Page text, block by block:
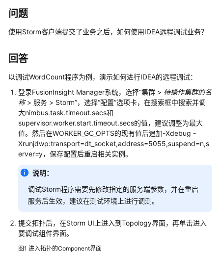
服
公
品
介
绍
计
费
说
明
快
门
用
户
问题
使用Storm客户端提交了业务之后，如何使用IDEA远程调试业务？
回答
以调试WordCount程序为例，演示如何进行IDEA的远程调试：
登录FusionInsight Manager系统，选择“集群 > 待操作集群的名
称> 服务 > Storm”，选择“配置”选项卡，在搜索框中搜索并调
大nimbus.task.timeout.secs和
supervisor.worker.start.timeout.secs的值，建议调整为最大
值。然后在WORKER_GC_OPTS的现有值后追加-Xdebug -
Xrunjdwp:transport=dt_socket,address=5055,suspend=n,s
erver=y，保存配置后重启相关实例。
说明：
调试Storm程序需要先修改指定的服务端参数，并在重启
服务后生效，建议在测试环境上进行调测。
提交拓扑后，在Storm UI上进入到Topology界面，再单击进入
要调试组件界面。
图1 进入拓扑的Component界面